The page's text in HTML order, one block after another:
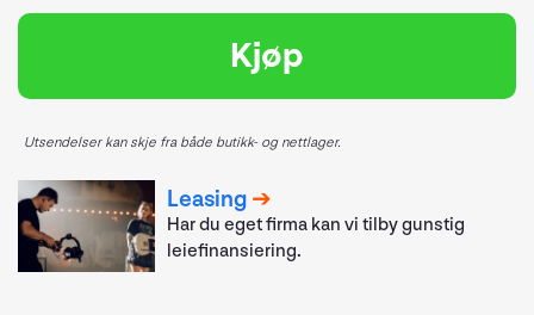
Kjøp
Utsendelser kan skje fra både butikk- og nettlager.
Leasing
Har du eget firma kan vi tilby gunstig
leiefinansiering.